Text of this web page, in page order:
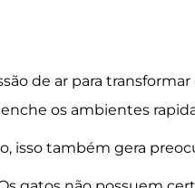
de ar para transformar
os ambientes
isso também gera